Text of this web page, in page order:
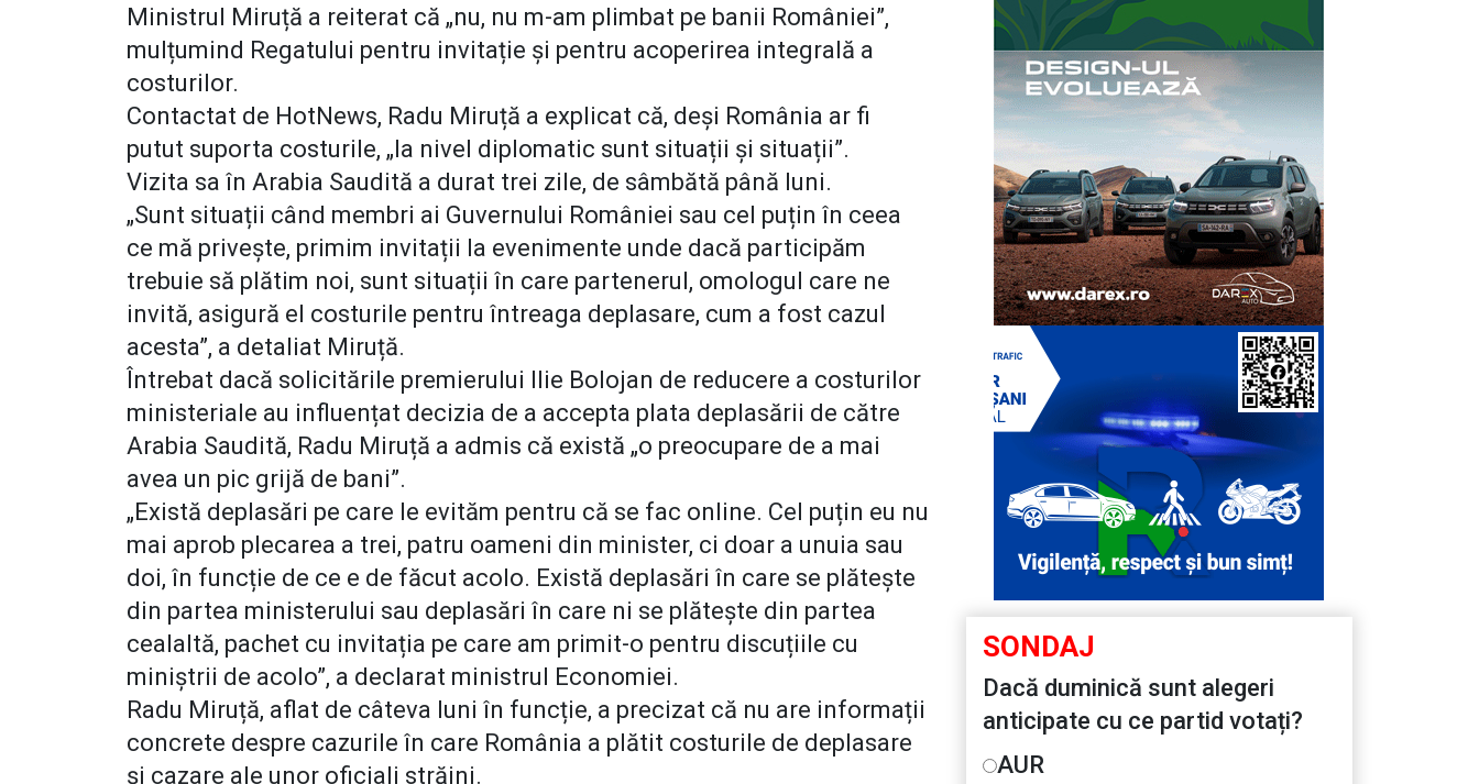
Ministrul Miruță a reiterat că „nu, nu m-am plimbat pe banii României”,
mulțumind Regatului pentru invitație și pentru acoperirea integrală a
costurilor.
Contactat de HotNews, Radu Miruță a explicat că, deși România ar fi
putut suporta costurile, „la nivel diplomatic sunt situații și situații”.
Vizita sa în Arabia Saudită a durat trei zile, de sâmbătă până luni.
„Sunt situații când membri ai Guvernului României sau cel puțin în ceea
ce mă privește, primim invitații la evenimente unde dacă participăm
trebuie să plătim noi, sunt situații în care partenerul, omologul care ne
invită, asigură el costurile pentru întreaga deplasare, cum a fost cazul
acesta”, a detaliat Miruță.
Întrebat dacă solicitările premierului Ilie Bolojan de reducere a costurilor
ministeriale au influențat decizia de a accepta plata deplasării de către
Arabia Saudită, Radu Miruță a admis că există „o preocupare de a mai
avea un pic grijă de bani”.
„Există deplasări pe care le evităm pentru că se fac online. Cel puțin eu nu
mai aprob plecarea a trei, patru oameni din minister, ci doar a unuia sau
doi, în funcție de ce e de făcut acolo. Există deplasări în care se plătește
din partea ministerului sau deplasări în care ni se plătește din partea
cealaltă, pachet cu invitația pe care am primit-o pentru discuțiile cu
miniștrii de acolo”, a declarat ministrul Economiei.
Radu Miruță, aflat de câteva luni în funcție, a precizat că nu are informații
concrete despre cazurile în care România a plătit costurile de deplasare
și cazare ale unor oficiali străini.
SONDAJ
Dacă duminică sunt alegeri
anticipate cu ce partid votați?
AUR